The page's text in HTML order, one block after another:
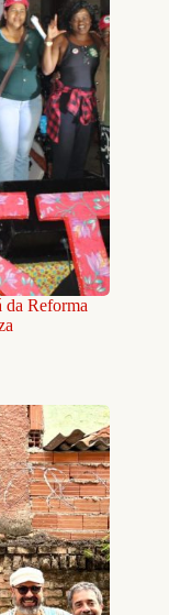
da Reforma